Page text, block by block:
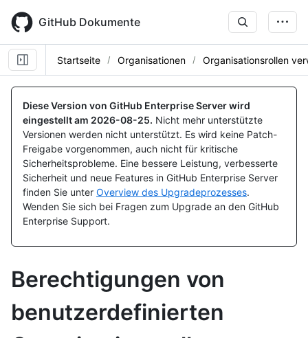
main
content
GitHub Dokumente
Startseite Organisationen Organisationsrollen
Diese Version von GitHub Enterprise Server wird
eingestellt am 2026-08-25. Nicht mehr unterstützte
Versionen werden nicht unterstützt. Es wird keine Patch-
Freigabe vorgenommen, auch nicht für kritische
Sicherheitsprobleme. Eine bessere Leistung, verbesserte
Sicherheit und neue Features in GitHub Enterprise Server
finden Sie unter Overview des Upgradeprozesses.
Wenden Sie sich bei Fragen zum Upgrade an den GitHub
Enterprise Support.
Berechtigungen von
benutzerdefinierten